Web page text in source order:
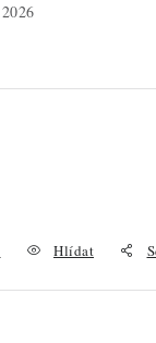
Hlídat